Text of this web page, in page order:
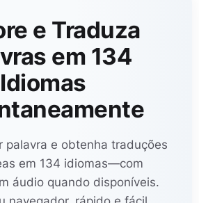
e Traduza
em 134
Idiomas
palavra e obtenha traduções
em 134 idiomas—com
áudio quando disponíveis.